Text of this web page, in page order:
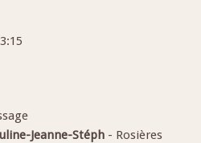
Jeanne-Stéph - Rosières